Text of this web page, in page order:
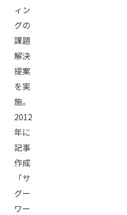
ィン
グの
課題
解決
提案
を実
施。
2012
年に
記事
作成
「サ
グー
ワー